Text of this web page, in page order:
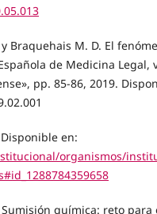
Braquehais M. D. El
de Medicina Legal,
pp. 85-86, 2019.
en:
organismos/
química: reto para